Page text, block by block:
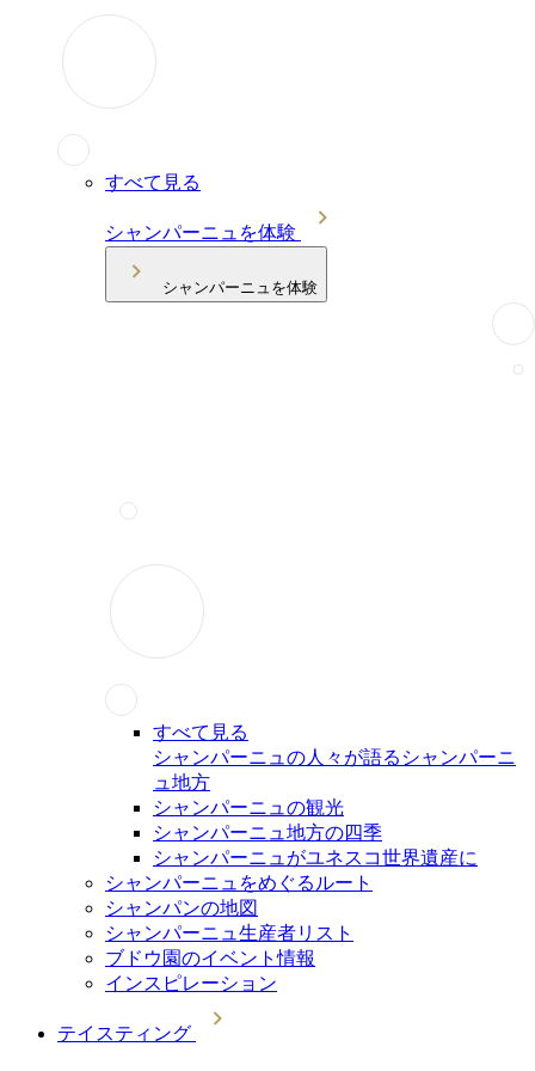
すべて見る
シャンパーニュを体験
シャンパーニュを体験
すべて見る
シャンパーニュの人々が語るシャンパーニ
ュ地方
シャンパーニュの観光
シャンパーニュ地方の四季
シャンパーニュがユネスコ世界遺産に
シャンパーニュをめぐるルート
シャンパンの地図
シャンパーニュ生産者リスト
ブドウ園のイベント情報
インスピレーション
テイスティング